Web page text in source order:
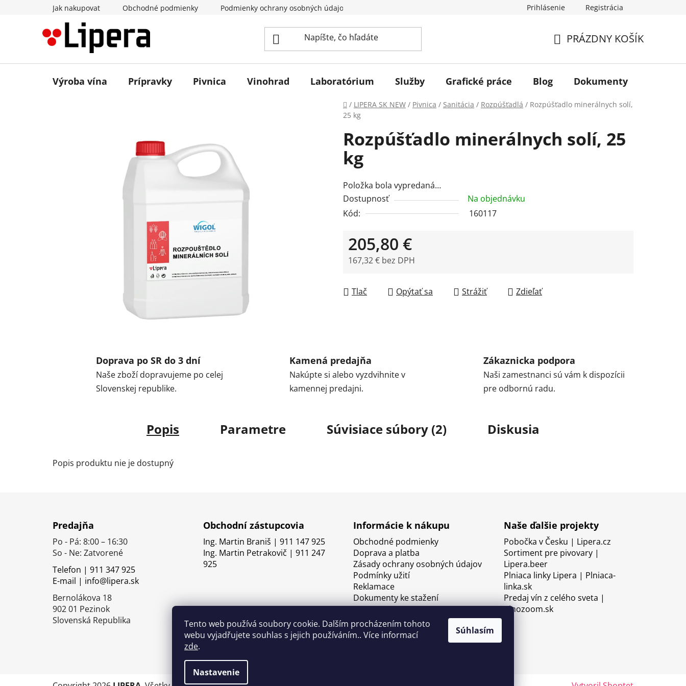
Tento web používá soubory cookie. Dalším procházením tohoto
webu vyjadřujete souhlas s jejich používáním.. Více informací
zde.
Nastavenie
Súhlasím
Jak nakupovat Obchodné podmienky Podmienky ochrany osobných údajov Prihlásenie Registrácia
KOŠÍK
PRÁZDNY KOŠÍK
Výroba vína Prípravky Pivnica Vinohrad Laboratórium Služby Grafické práce Blog Dokumenty
Domov
/ LIPERA SK NEW / Pivnica / Sanitácia / Rozpúšťadlá / Rozpúšťadlo minerálnych solí,
25 kg
Rozpúšťadlo minerálnych solí, 25
kg
Položka bola vypredaná…
Dostupnosť
Na objednávku
Kód:
160117
205,80 €
167,32 € bez DPH
Tlač
Opýtať sa Strážiť Zdieľať
Doprava po SR do 3 dní
Naše zboží dopravujeme po celej
Slovenskej republike.
Kamená predajňa
Nakúpte si alebo vyzdvihnite v
kamennej predajni.
Zákaznicka podpora
Naši zamestnanci sú vám k dispozícii
pre odbornú radu.
Popis Parametre Súvisiace súbory (2) Diskusia
Popis produktu nie je dostupný
Predajňa
Po - Pá: 8:00 – 16:30
So - Ne: Zatvorené
Telefon | 911 347 925
E-mail | info@lipera.sk
Bernolákova 18
902 01 Pezinok
Slovenská Republika
Obchodní zástupcovia
Ing. Martin Braniš | 911 147 925
Ing. Martin Petrakovič | 911 247
925
Informácie k nákupu
Obchodné podmienky
Doprava a platba
Zásady ochrany osobných údajov
Podmínky užití
Reklamace
Dokumenty ke stažení
Naše ďalšie projekty
Pobočka v Česku | Lipera.cz
Sortiment pre pivovary |
Lipera.beer
Plniaca linky Lipera | Plniaca-
linka.sk
Predaj vín z celého sveta |
Vinozoom.sk